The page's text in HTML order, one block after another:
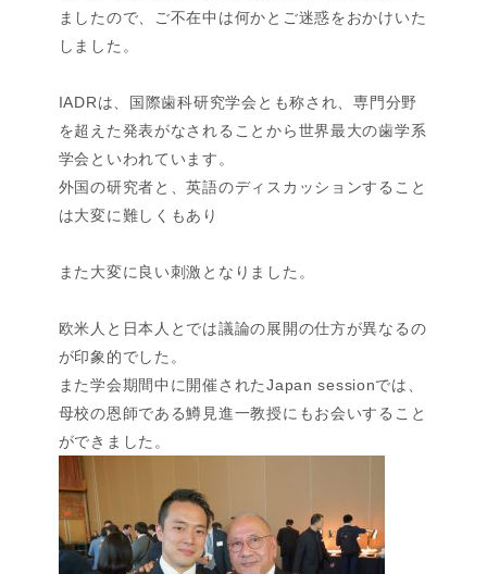
ましたので、ご不在中は何かとご迷惑をおかけいた
しました。
IADRは、国際歯科研究学会とも称され、専門分野
を超えた発表がなされることから世界最大の歯学系
学会といわれています。
外国の研究者と、英語のディスカッションすること
は大変に難しくもあり
また大変に良い刺激となりました。
欧米人と日本人とでは議論の展開の仕方が異なるの
が印象的でした。
また学会期間中に開催されたJapan sessionでは、
母校の恩師である鱒見進一教授にもお会いすること
ができました。